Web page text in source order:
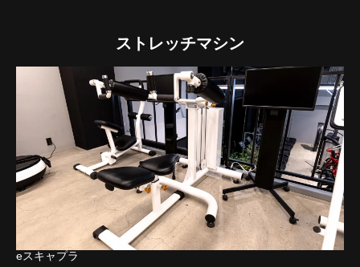
ストレッチマシン
eスキャプラ